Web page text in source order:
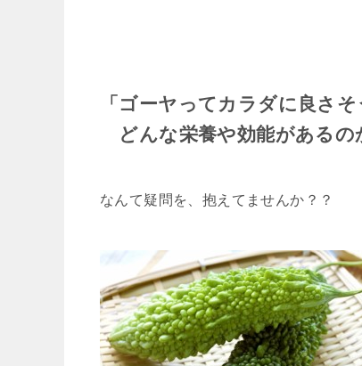
「ゴーヤってカラダに良さそ
どんな栄養や効能があるの
なんて疑問を、抱えてませんか？？